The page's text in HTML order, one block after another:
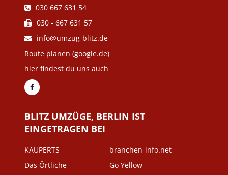
030 667 631 54
030 - 667 631 57
info@umzug-blitz.de
Route planen (google.de)
hier findest du uns auch
BLITZ UMZÜGE, BERLIN IST
EINGETRAGEN BEI
KAUPERTS
Das Örtliche
branchen-info.net
Go Yellow